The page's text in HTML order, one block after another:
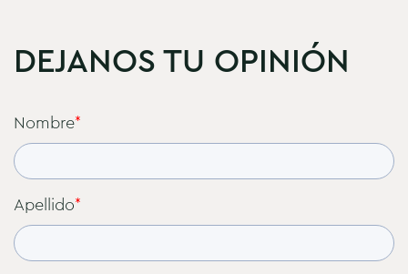
DEJANOS TU OPINIÓN
Nombre*
Apellido*